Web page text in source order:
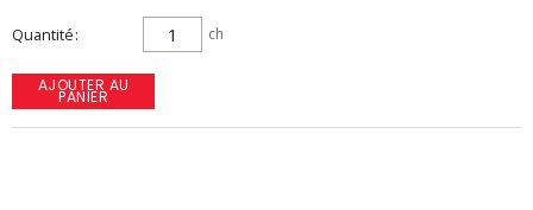
Quantité ch
AJOUTER AU
PANIER